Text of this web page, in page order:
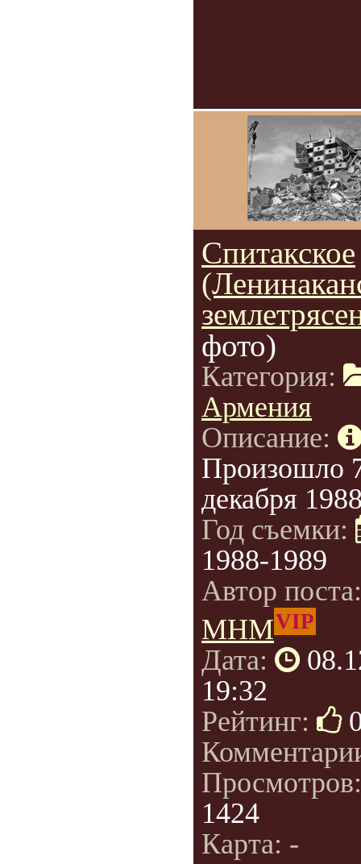
Спитакское
фото)
Категория:
Армения
Описание:
Произошло
декабря
Год съемки:
1988-1989
Автор
МНМVIP
Дата:
19:32
Рейтинг:
1424
Карта: -